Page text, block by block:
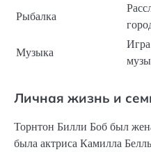
Рыбалка
Музыка
Личная жизнь и
Торнтон Билли Боб был
была актриса Камилла